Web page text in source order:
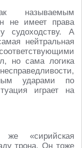
не имеет права
судоходству. А
нейтральная
но сама логика
ударами по
играет на
«сирийская
трона. Он тоже